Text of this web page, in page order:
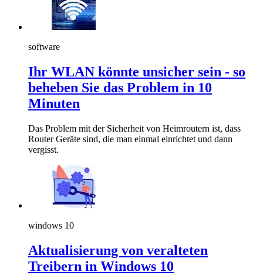
software
Ihr WLAN könnte unsicher sein - so
beheben Sie das Problem in 10
Minuten
Das Problem mit der Sicherheit von Heimroutern ist, dass
Router Geräte sind, die man einmal einrichtet und dann
vergisst.
windows 10
Aktualisierung von veralteten
Treibern in Windows 10